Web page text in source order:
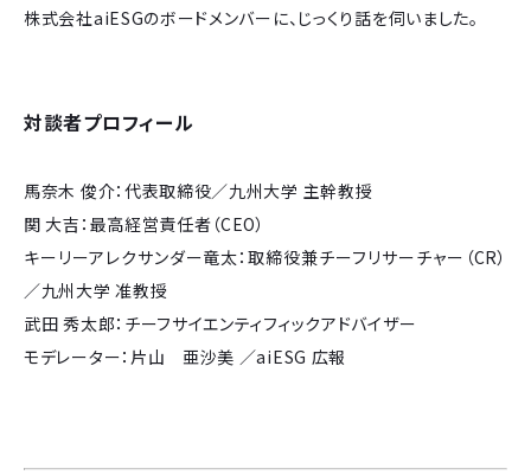
株式会社aiESGのボードメンバーに、じっくり話を伺いました。
対談者プロフィール
馬奈木 俊介：代表取締役／九州大学 主幹教授
関 大吉：最高経営責任者（CEO）
キーリーアレクサンダー竜太：取締役兼チーフリサーチャー（CR）
／九州大学 准教授
武田 秀太郎：チーフサイエンティフィックアドバイザー
モデレーター：片山 亜沙美 ／aiESG 広報